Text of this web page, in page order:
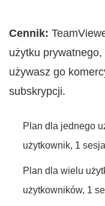
Cennik:
użytku
używasz go
subskrypcji.
Plan dla jednego
użytkownik, 1
Plan dla wielu
użytkowników, 1